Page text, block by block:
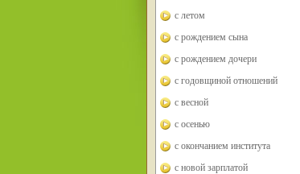
с летом
с рождением сына
с рождением дочери
с годовщиной отношений
с весной
с осенью
с окончанием института
с новой зарплатой